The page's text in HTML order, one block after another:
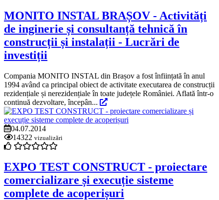
MONITO INSTAL BRAȘOV - Activități
de inginerie și consultanță tehnică în
construcții și instalații - Lucrări de
investiții
Compania MONITO INSTAL din Brașov a fost înființată în anul
1994 având ca principal obiect de activitate executarea de construcții
rezidențiale și nerezidențiale în toate județele României. Aflată într-o
continuă dezvoltare, începân...
04.07.2014
14322 vizualizări
EXPO TEST CONSTRUCT - proiectare
comercializare și execuție sisteme
complete de acoperișuri